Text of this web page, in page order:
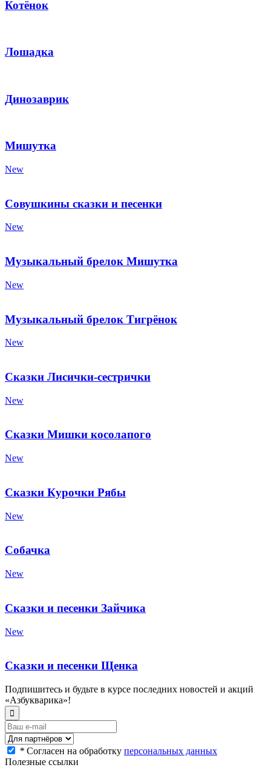
Котёнок
Лошадка
Динозаврик
Мишутка
New
Совушкины сказки и песенки
New
Музыкальный брелок Мишутка
New
Музыкальный брелок Тигрёнок
New
Сказки Лисички-сестрички
New
Сказки Мишки косолапого
New
Сказки Курочки Рябы
New
Собачка
New
Сказки и песенки Зайчика
New
Сказки и песенки Щенка
Подпишитесь и будьте в курсе последних новостей и акций
«Азбукварика»!
* Согласен на обработку персональных данных
Полезные ссылки